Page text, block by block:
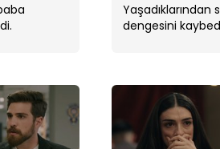
Yaşadıklarından
dengesini